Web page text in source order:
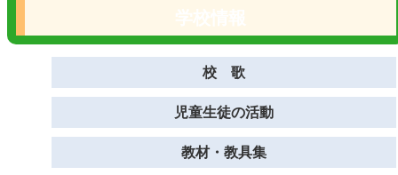
校 歌
児童生徒の活動
教材・教具集